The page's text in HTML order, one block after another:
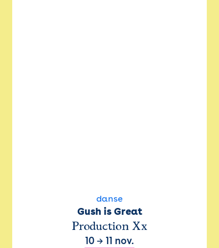
danse
Gush is Great
Production Xx
10 → 11 nov.